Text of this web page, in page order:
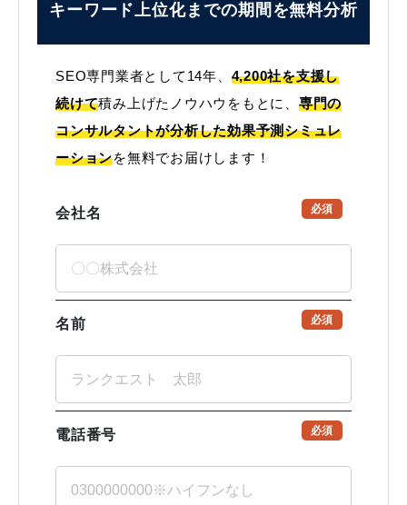
キーワード上位化までの期間を無料分析
SEO専門業者として14年、 4,200社を支援し
続けて積み上げたノウハウをもとに、 専門の
コンサルタントが分析した効果予測シミュレ
ーションを無料でお届けします！
会社名 必須
名前 必須
電話番号 必須